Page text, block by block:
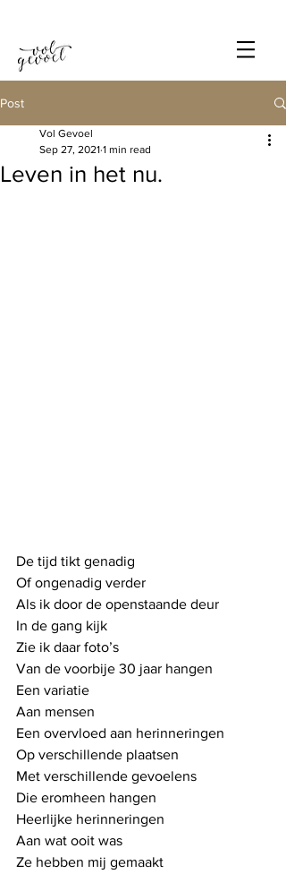
Post
Leven in het nu.
Vol Gevoel
Sep 27, 2021 1 min read
De tijd tikt genadig
Of ongenadig verder
Als ik door de openstaande deur
In de gang kijk
Zie ik daar foto’s
Van de voorbije 30 jaar hangen
Een variatie
Aan mensen
Een overvloed aan herinneringen
Op verschillende plaatsen
Met verschillende gevoelens
Die eromheen hangen
Heerlijke herinneringen
Aan wat ooit was
Ze hebben mij gemaakt